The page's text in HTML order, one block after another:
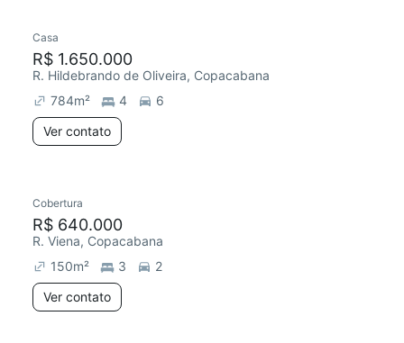
Casa
R$ 1.650.000
R. Hildebrando de Oliveira, Copacabana
784m² 4
6
Ver contato
Cobertura
R$ 640.000
R. Viena, Copacabana
150m² 3
2
Ver contato